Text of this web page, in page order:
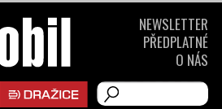
NEWSLETTER
PŘEDPLATNÉ
O NÁS